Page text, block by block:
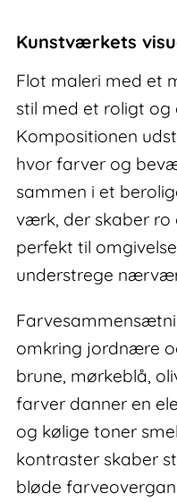
Kunstværkets
Flot maleri med et
stil med et roligt
Kompositionen
hvor farver og
sammen i et
værk, der skaber ro
perfekt til
understrege
omkring jordnære
brune, mørkeblå,
farver danner en
og kølige toner
kontraster skaber
bløde